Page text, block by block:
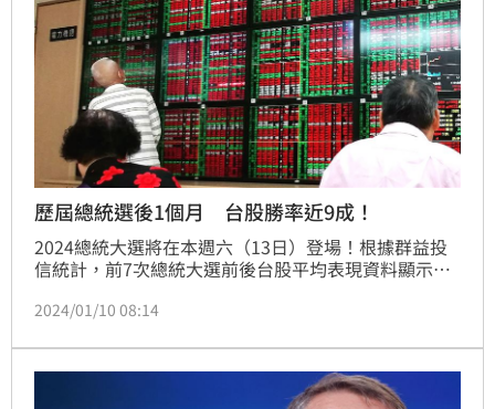
歷屆總統選後1個月 台股勝率近9成！
2024總統大選將在本週六（13日）登場！根據群益投
信統計，前7次總統大選前後台股平均表現資料顯示，
6.68%、後20日6.5%，都是呈現正報酬，其中選後一
因素解除後，有趨穩向上的態勢，台股有機會展開一波
行情。（記者：王翊綺）
2024/01/10 08:14